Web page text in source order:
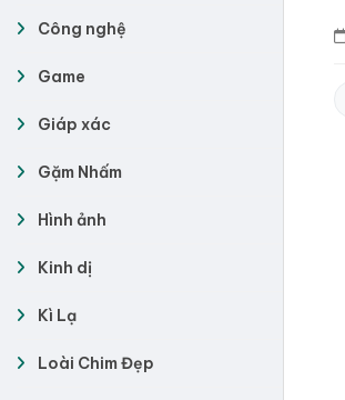
Công nghệ
Game
Giáp xác
Gặm Nhấm
Hình ảnh
Kinh dị
Kì Lạ
Loài Chim Đẹp